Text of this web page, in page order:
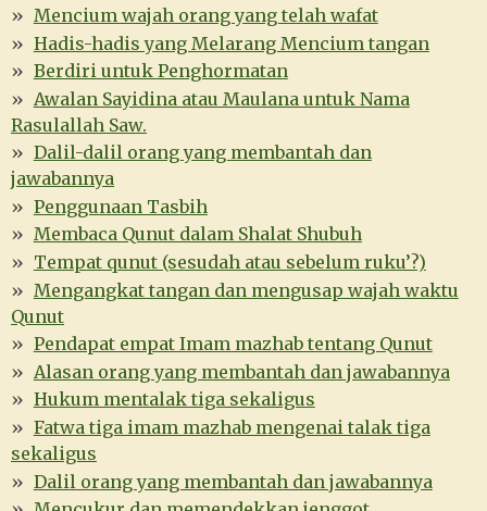
Mencium wajah orang yang telah wafat
Hadis-hadis yang Melarang Mencium tangan
Berdiri untuk Penghormatan
Awalan Sayidina atau Maulana untuk Nama
Rasulallah Saw.
Dalil-dalil orang yang membantah dan
jawabannya
Penggunaan Tasbih
Membaca Qunut dalam Shalat Shubuh
Tempat qunut (sesudah atau sebelum ruku’?)
Mengangkat tangan dan mengusap wajah waktu
Qunut
Pendapat empat Imam mazhab tentang Qunut
Alasan orang yang membantah dan jawabannya
Hukum mentalak tiga sekaligus
Fatwa tiga imam mazhab mengenai talak tiga
sekaligus
Dalil orang yang membantah dan jawabannya